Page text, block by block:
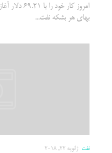
بهای هر بشکه نفت...
نفت ژانویه 22, 2018